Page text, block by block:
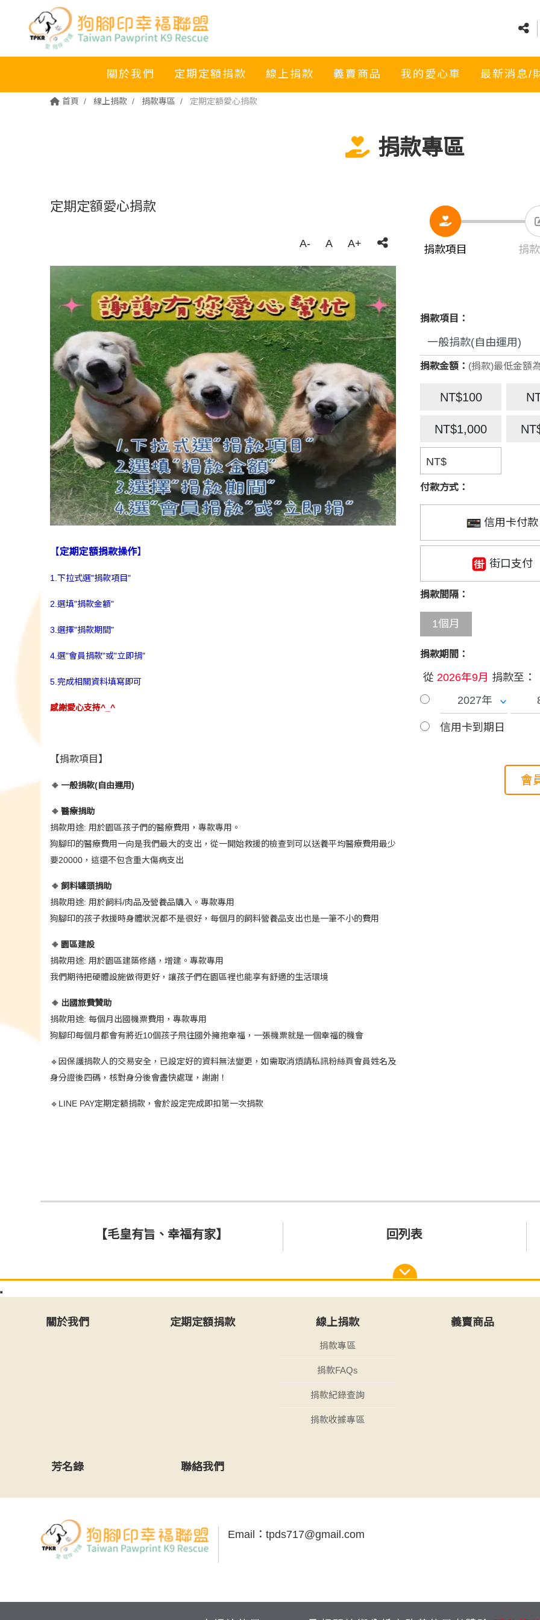
關於我們 定期定額捐款 線上捐款 義賣商品 我的愛心車 最新消息/
首頁 線上捐款 捐款專區 定期定額愛心捐款
捐款專區
定期定額愛心捐款
A- A A+
【定期定額捐款操作】
1.下拉式選"捐款項目"
2.選填"捐款金額"
3.選擇"捐款期間"
4.選"會員捐款"或"立即捐"
5.完成相關資料填寫即可
感謝愛心支持^_^
【捐款項目】
🔸 一般捐款(自由運用)
🔸 醫療捐助
捐款用途: 用於園區孩子們的醫療費用，專款專用。
狗腳印的醫療費用一向是我們最大的支出，從一開始救援的檢查到可以送養平均醫療費用最少
要20000，這還不包含重大傷病支出
🔸 飼料罐頭捐助
捐款用途: 用於飼料/肉品及營養品購入。專款專用
狗腳印的孩子救援時身體狀況都不是很好，每個月的飼料營養品支出也是一筆不小的費用
🔸 園區建設
捐款用途: 用於園區建築修繕，增建。專款專用
我們期待把硬體設施做得更好，讓孩子們在園區裡也能享有舒適的生活環境
🔸 出國旅費贊助
捐款用途: 每個月出國機票費用，專款專用
狗腳印每個月都會有將近10個孩子飛往國外擁抱幸福，一張機票就是一個幸福的機會
🔹因保護捐款人的交易安全，已設定好的資料無法變更，如需取消煩請私訊粉絲頁會員姓名及
身分證後四碼，核對身分後會盡快處理，謝謝！
🔹LINE PAY定期定額捐款，會於設定完成即扣第一次捐款
捐款項目 捐
捐款項目：
捐款金額： (捐款)最低金額
NT$100
NT$1,000
NT$
付款方式：
信用卡付款
街口支付
捐款間隔：
1個月
捐款期間：
從 2026年9月 捐款至：
信用卡到期日
會
【毛皇有旨、幸福有家】 回列表
關於我們 定期定額捐款 線上捐款
捐款專區
捐款FAQs
捐款紀錄查詢
捐款收據專區
義賣商品
芳名錄 聯絡我們
Email： tpds717@gmail.com